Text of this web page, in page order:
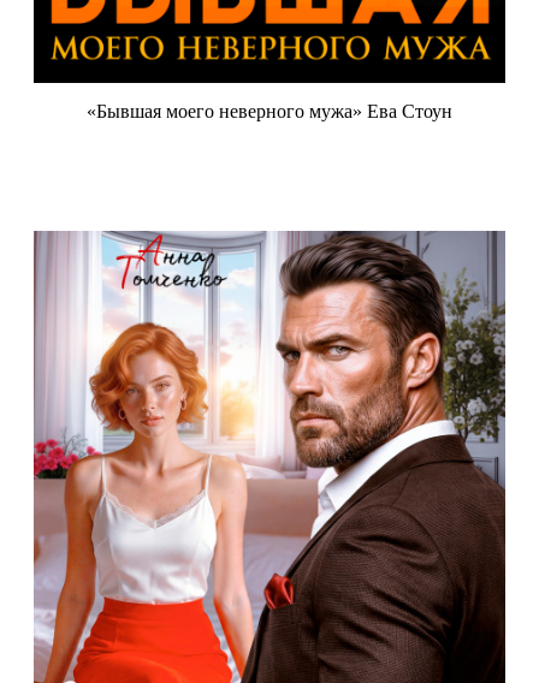
«Бывшая моего неверного мужа» Ева Стоун